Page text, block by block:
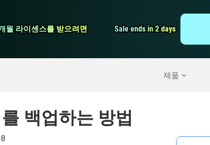
월 라이센스를 받으려면
월 라이센스를 받으려면 Sale ends in 2 days
Sale ends in 2 days
제품
스크린 레코더
백업하는 방법